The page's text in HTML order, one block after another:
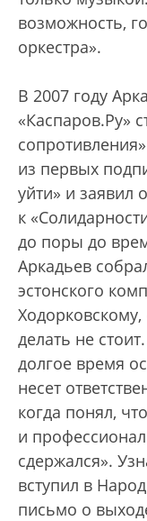
возможность,
оркестра».
В 2007 году
«Каспаров.Ру»
из первых
уйти» и заявил
к
до поры до
Аркадьев
эстонского
делать не
долгое время
несет
когда понял,
и
сдержался».
вступил в
письмо о